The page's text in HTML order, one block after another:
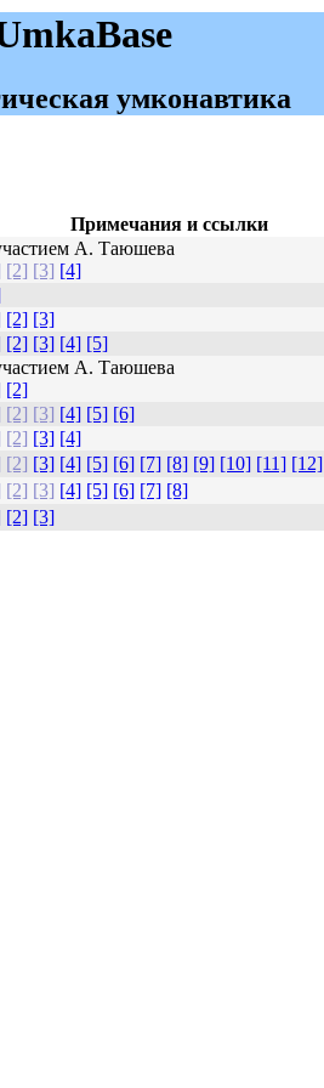
умконавтика
Примечания и ссылки
А. Таюшева
[2] [3] [4]
[2] [3]
[2] [3] [4] [5]
А. Таюшева
[2]
[2] [3] [4] [5] [6]
[2] [3] [4]
[2] [3] [4] [5] [6] [7] [8] [9] [10] [11] [12]
[2] [3] [4] [5] [6] [7] [8]
[2] [3]